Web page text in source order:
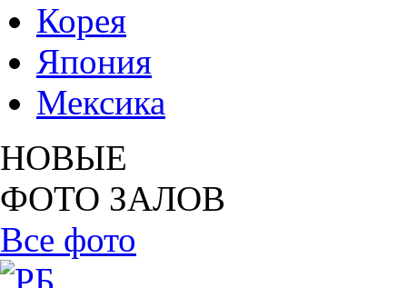
Корея
Япония
Мексика
НОВЫЕ
ФОТО ЗАЛОВ
Все фото